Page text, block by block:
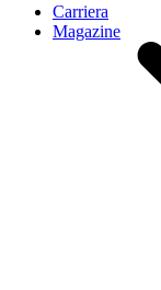
Carriera
Magazine